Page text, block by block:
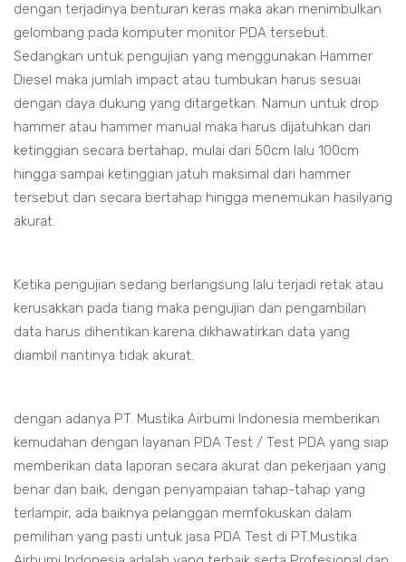
dengan terjadinya benturan keras maka akan menimbulkan
gelombang pada komputer monitor PDA tersebut.
Sedangkan untuk pengujian yang menggunakan Hammer
Diesel maka jumlah impact atau tumbukan harus sesuai
dengan daya dukung yang ditargetkan. Namun untuk drop
hammer atau hammer manual maka harus dijatuhkan dari
ketinggian secara bertahap, mulai dari 50cm lalu 100cm
hingga sampai ketinggian jatuh maksimal dari hammer
tersebut dan secara bertahap hingga menemukan hasilyang
akurat.
Ketika pengujian sedang berlangsung lalu terjadi retak atau
kerusakkan pada tiang maka pengujian dan pengambilan
data harus dihentikan karena dikhawatirkan data yang
diambil nantinya tidak akurat.
dengan adanya PT. Mustika Airbumi Indonesia memberikan
kemudahan dengan layanan PDA Test / Test PDA yang siap
memberikan data laporan secara akurat dan pekerjaan yang
benar dan baik, dengan penyampaian tahap-tahap yang
terlampir, ada baiknya pelanggan memfokuskan dalam
pemilihan yang pasti untuk jasa PDA Test di PT.Mustika